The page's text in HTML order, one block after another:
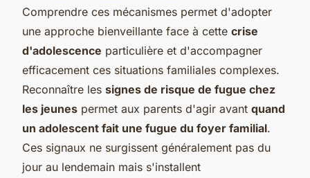
Comprendre ces mécanismes permet d'adopter
une approche bienveillante face à cette crise
d'adolescence particulière et d'accompagner
efficacement ces situations familiales complexes.
Reconnaître les signes de risque de fugue chez
les jeunes permet aux parents d'agir avant quand
un adolescent fait une fugue du foyer familial.
Ces signaux ne surgissent généralement pas du
jour au lendemain mais s'installent